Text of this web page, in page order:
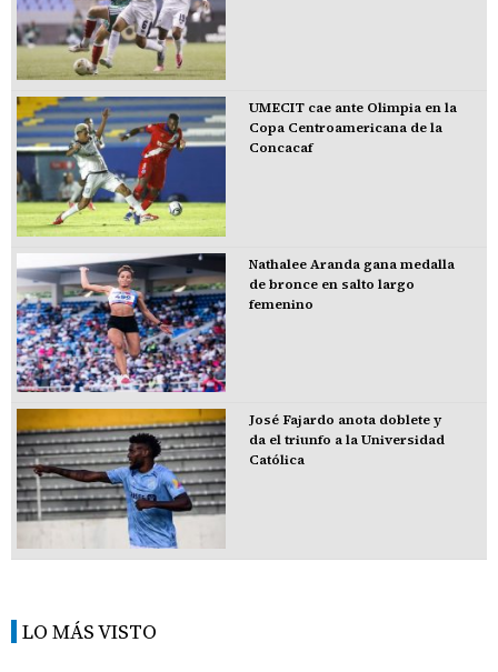
UMECIT cae ante Olimpia en la
Copa Centroamericana de la
Concacaf
Nathalee Aranda gana medalla
de bronce en salto largo
femenino
José Fajardo anota doblete y
da el triunfo a la Universidad
Católica
LO MÁS VISTO